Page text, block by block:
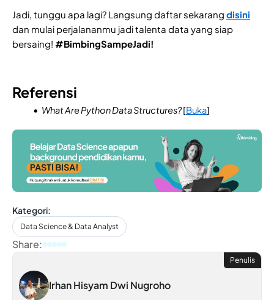
Jadi, tunggu apa lagi? Langsung daftar sekarang disini
dan mulai perjalananmu jadi talenta data yang siap
bersaing! #BimbingSampeJadi!
Referensi
What Are Python Data Structures?[Buka]
Kategori:
Data Science & Data Analyst
Share:
Penulis
Irhan Hisyam Dwi Nugroho